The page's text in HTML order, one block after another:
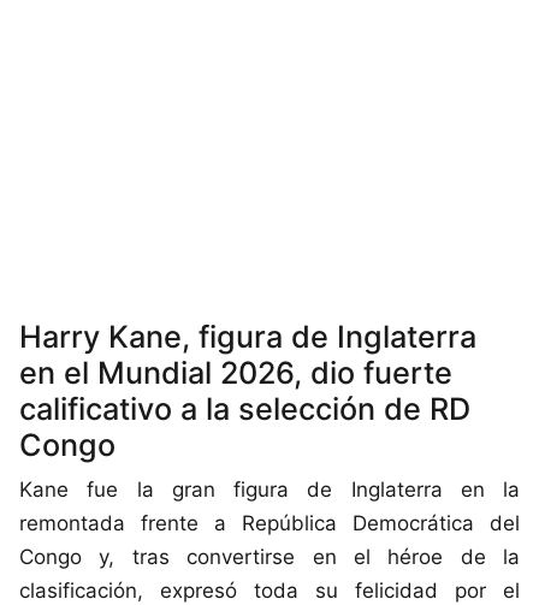
Harry Kane, figura de Inglaterra
en el Mundial 2026, dio fuerte
calificativo a la selección de RD
Congo
Kane fue la gran figura de Inglaterra en la
remontada frente a República Democrática del
Congo y, tras convertirse en el héroe de la
clasificación, expresó toda su felicidad por el